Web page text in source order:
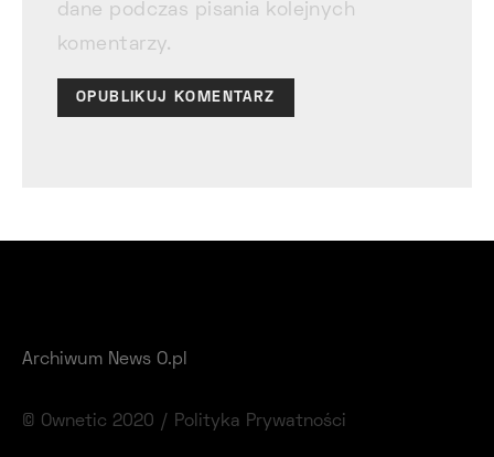
dane podczas pisania kolejnych
komentarzy.
Archiwum News O.pl
© Ownetic 2020 / Polityka Prywatności